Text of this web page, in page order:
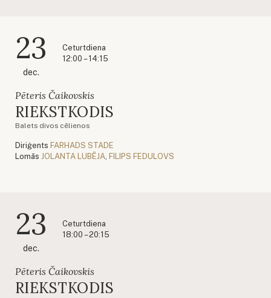
23
dec.
Ceturtdiena
12:00 – 14:15
Pēteris Čaikovskis
RIEKSTKODIS
Balets divos cēlienos
Diriģents FARHADS STADE
Lomās JOLANTA LUBĒJA FILIPS FEDULOVS
23
dec.
Ceturtdiena
18:00 – 20:15
Pēteris Čaikovskis
RIEKSTKODIS